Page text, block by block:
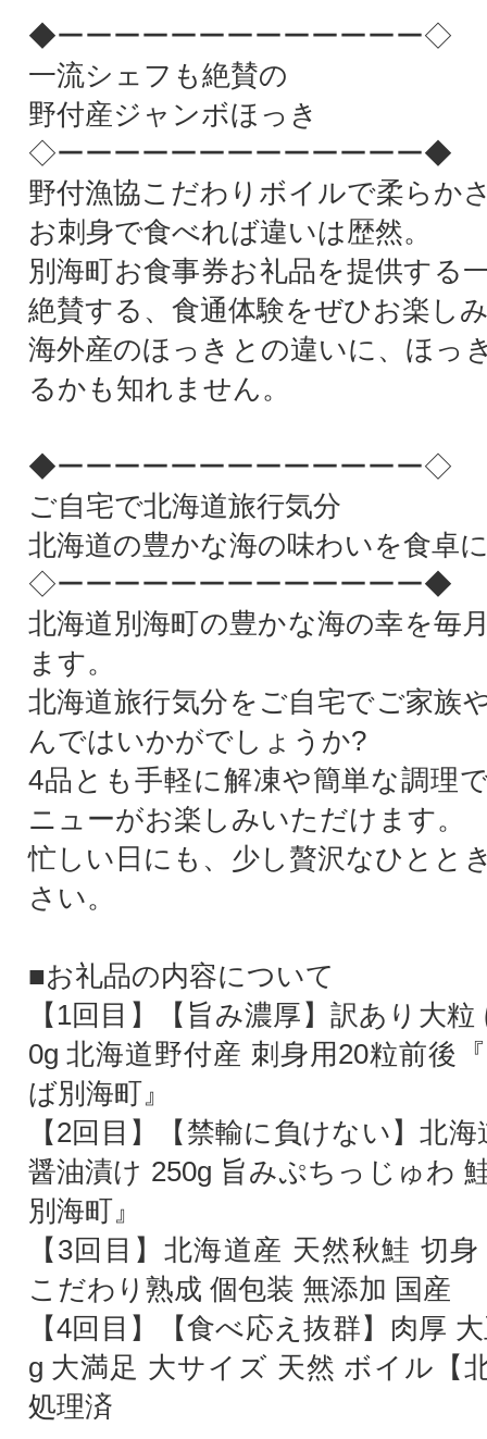
◆ーーーーーーーーーーーーー◇
一流シェフも絶賛の
野付産ジャンボほっき
◇ーーーーーーーーーーーーー◆
野付漁協こだわりボイルで柔らか
お刺身で食べれば違いは歴然。
別海町お食事券お礼品を提供する
絶賛する、食通体験をぜひお楽し
海外産のほっきとの違いに、ほっ
るかも知れません。
◆ーーーーーーーーーーーーー◇
ご自宅で北海道旅行気分
北海道の豊かな海の味わいを食卓
◇ーーーーーーーーーーーーー◆
北海道別海町の豊かな海の幸を毎
ます。
北海道旅行気分をご自宅でご家族
んではいかがでしょうか?
4品とも手軽に解凍や簡単な調理
ニューがお楽しみいただけます。
忙しい日にも、少し贅沢なひとと
さい。
■お礼品の内容について
【1回目】【旨み濃厚】訳あり大
0g 北海道野付産 刺身用20粒前後
ば別海町』
【2回目】【禁輸に負けない】北
醤油漬け 250g 旨みぷちっじゅわ
別海町』
【3回目】北海道産 天然秋鮭 切
こだわり熟成 個包装 無添加 国産
【4回目】【食べ応え抜群】肉厚
g 大満足 大サイズ 天然 ボイル【
処理済